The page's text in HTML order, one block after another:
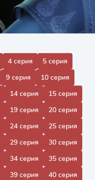
4 серия
5 серия
9 серия
10 серия
14 серия
15 серия
19 серия
20 серия
24 серия
25 серия
29 серия
30 серия
34 серия
35 серия
39 серия 40 серия